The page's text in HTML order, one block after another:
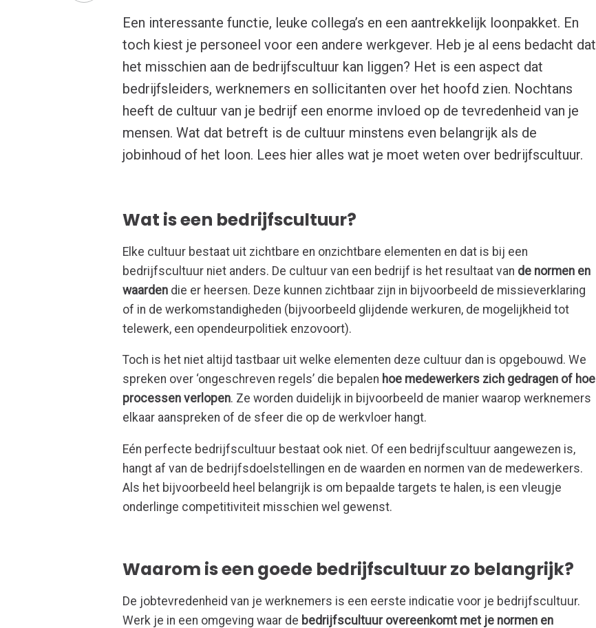
Een interessante functie, leuke collega’s en een aantrekkelijk loonpakket. En
toch kiest je personeel voor een andere werkgever. Heb je al eens bedacht dat
het misschien aan de bedrijfscultuur kan liggen? Het is een aspect dat
bedrijfsleiders, werknemers en sollicitanten over het hoofd zien. Nochtans
heeft de cultuur van je bedrijf een enorme invloed op de tevredenheid van je
mensen. Wat dat betreft is de cultuur minstens even belangrijk als de
jobinhoud of het loon. Lees hier alles wat je moet weten over bedrijfscultuur.
Wat is een bedrijfscultuur?
Elke cultuur bestaat uit zichtbare en onzichtbare elementen en dat is bij een
bedrijfscultuur niet anders. De cultuur van een bedrijf is het resultaat van de normen en
waarden die er heersen. Deze kunnen zichtbaar zijn in bijvoorbeeld de missieverklaring
of in de werkomstandigheden (bijvoorbeeld glijdende werkuren, de mogelijkheid tot
telewerk, een opendeurpolitiek enzovoort).
Toch is het niet altijd tastbaar uit welke elementen deze cultuur dan is opgebouwd. We
spreken over ‘ongeschreven regels’ die bepalen hoe medewerkers zich gedragen of hoe
processen verlopen. Ze worden duidelijk in bijvoorbeeld de manier waarop werknemers
elkaar aanspreken of de sfeer die op de werkvloer hangt.
Eén perfecte bedrijfscultuur bestaat ook niet. Of een bedrijfscultuur aangewezen is,
hangt af van de bedrijfsdoelstellingen en de waarden en normen van de medewerkers.
Als het bijvoorbeeld heel belangrijk is om bepaalde targets te halen, is een vleugje
onderlinge competitiviteit misschien wel gewenst.
Waarom is een goede bedrijfscultuur zo belangrijk?
De jobtevredenheid van je werknemers is een eerste indicatie voor je bedrijfscultuur.
Werk je in een omgeving waar de bedrijfscultuur overeenkomt met je normen en